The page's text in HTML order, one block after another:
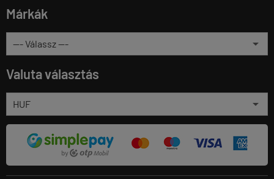
Márkák
Valuta választás